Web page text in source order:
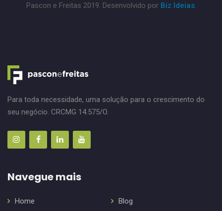
Pascon e Freitas 2019. Desenvolvido por Biz Ideias.
Para toda necessidade, uma solução para o crescimento do
seu negócio. CRCMG 14.575/O.
Navegue mais
Home Blog